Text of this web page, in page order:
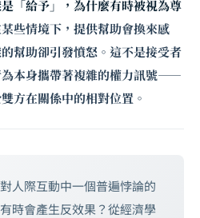
「給予」，為什麼有時被視為尊
些情境下，提供幫助會換來感
幫助卻引發憤怒。這不是接受者
為本身攜帶著複雜的權力訊號——
方在關係中的相對位置。
人際互動中一個普遍悖論的
時會產生反效果？從經濟學